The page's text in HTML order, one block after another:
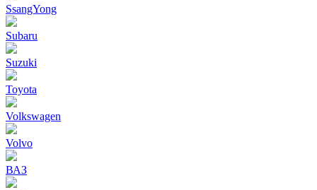
SsangYong
Subaru
Suzuki
Toyota
Volkswagen
Volvo
ВАЗ